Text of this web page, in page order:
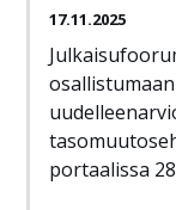
17.11.2025
portaalissa